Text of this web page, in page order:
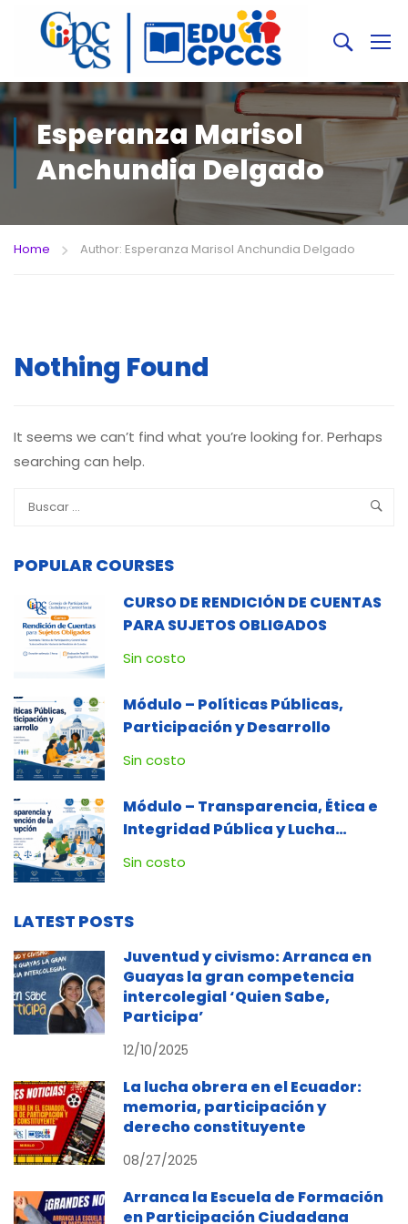
Esperanza Marisol
Anchundia Delgado
Home Author: Esperanza Marisol Anchundia Delgado
Nothing Found
It seems we can’t find what you’re looking for. Perhaps
searching can help.
POPULAR COURSES
CURSO DE RENDICIÓN DE CUENTAS
PARA SUJETOS OBLIGADOS
Sin costo
Módulo – Políticas Públicas,
Participación y Desarrollo
Sin costo
Módulo – Transparencia, Ética e
Integridad Pública y Lucha
Contra la Corrupción
Sin costo
LATEST POSTS
Juventud y civismo: Arranca en
Guayas la gran competencia
intercolegial ‘Quien Sabe,
Participa’
12/10/2025
La lucha obrera en el Ecuador:
memoria, participación y
derecho constituyente
08/27/2025
Arranca la Escuela de Formación
en Participación Ciudadana